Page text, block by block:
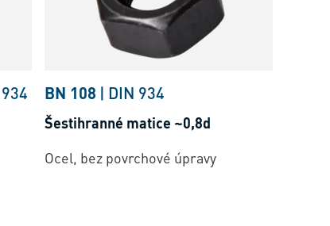
BN 108 | DIN 934
Šestihranné matice ~0,8d
Ocel, bez povrchové úpravy